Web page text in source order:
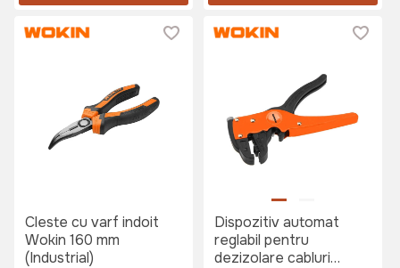
Cleste cu varf indoit
Wokin 160 mm
(Industrial)
Dispozitiv automat
reglabil pentru
dezizolare cabluri